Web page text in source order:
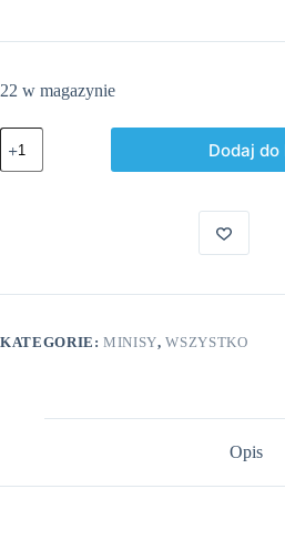
22 w magazynie
ilość
Pisklak
Minis
Dodaj do
KATEGORIE:MINISY,WSZYSTKO
Opis